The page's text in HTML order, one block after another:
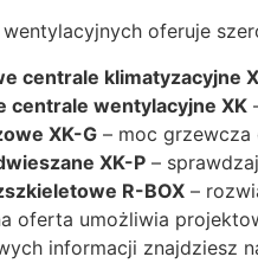
oferuje
centrale klimatyzacyjne
centrale wentylacyjne XK
XK-G – moc grzewcza
XK-P –
R-BOX –
oferta umożliwia
informacji znajdziesz